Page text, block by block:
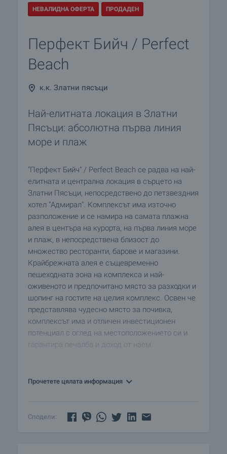
НЕВАЛИДНА ОФЕРТА ПРОДАДЕН
Перфект Бийч / Perfect
Beach
к.к. Златни пясъци
Най-елитната локация в Златни
Пясъци: aбсолютна първа линия
море и плаж
"Перфект Бийч" / Perfect Beach се радва на най-
елитната и централна локация в сърцето на
Златни Пясъци, непосредствено до петзвездния
хотел "Адмирал". Комплексът има източно
разположение и се намира на самата плажна
алея в центъра на курорта, на първа линия море
и плаж, в непосредствена близост до
множество ресторанти, барове и магазини.
Крайбрежната алея е същевременно
пешеходната зона на комплекса и най-
оживеното и предпочитано място за разходки и
шопинг на гостите на целия комплекс. Освен че
представлява чудесно място за почивка,
комплексът има и отличен инвестиционен
потенциал с оглед на местоположението си и
гарантира печалба и доход от наем.
етажа. На нивото на алеята са разположени 13
вътрешен двор. Втори, трети и четвърти етажи
Прочетете цялата информация
Сподели: